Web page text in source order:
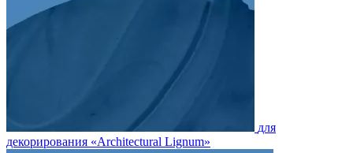
для
декорирования «Architectural Lignum»